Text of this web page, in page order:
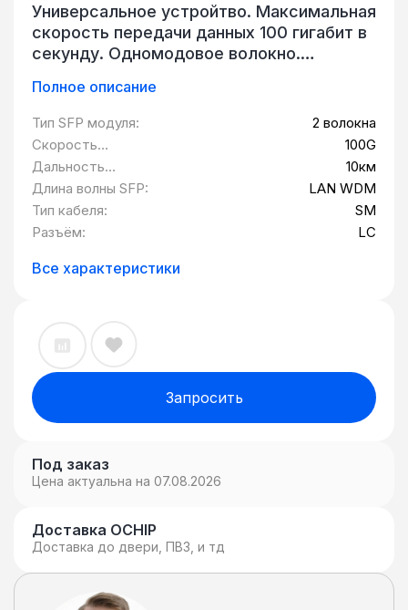
Универсальное устройтво. Максимальная
скорость передачи данных 100 гигабит в
секунду. Одномодовое волокно.
Рабочий диапазон температур - минус 5 -
люс 70 градусов Цельсия. Низкое
электропотребление.
Полное описание
Тип SFP модуля:
2 волокна
Скорость
передачи данных:
100G
Дальность
передачи SFP:
10км
Длина волны SFP:
LAN WDM
Тип кабеля:
SM
Разъём:
LC
Все характеристики
Запросить
Под заказ
Цена актуальна на 07.08.2026
Доставка OCHIP
Доставка до двери, ПВЗ, и тд